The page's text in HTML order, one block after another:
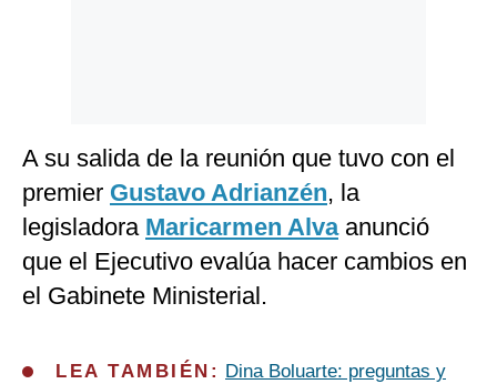
A su salida de la reunión que tuvo con el
premier Gustavo Adrianzén, la
legisladora Maricarmen Alvaanunció
que el Ejecutivo evalúa hacer cambios en
el Gabinete Ministerial.
LEA TAMBIÉN:
Dina Boluarte: preguntas y